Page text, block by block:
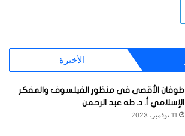
الأخيرة
طوفان الأقصى في منظور الفيلسوف والمفكر
الإسلامي أ. د. طه عبد الرحمن
11 نوفمبر، 2023